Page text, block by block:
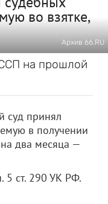
во взятке,
Архив 66.RU
на прошлой
суд принял
в получении
два месяца —
5 ст. 290 УК РФ.